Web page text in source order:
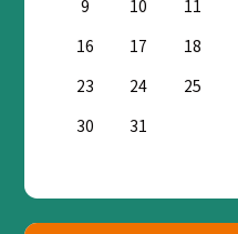
9
10 11
16
17 18
23
24 25
30
31